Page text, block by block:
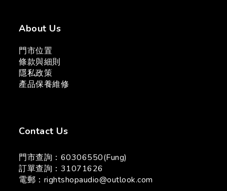
About Us
門市位置
條款與細則
隱私政策
產品保養維修
Contact Us
門市查詢：60306550(Fung)
訂單查詢：31071626
電郵： rightshopaudio@outlook.com